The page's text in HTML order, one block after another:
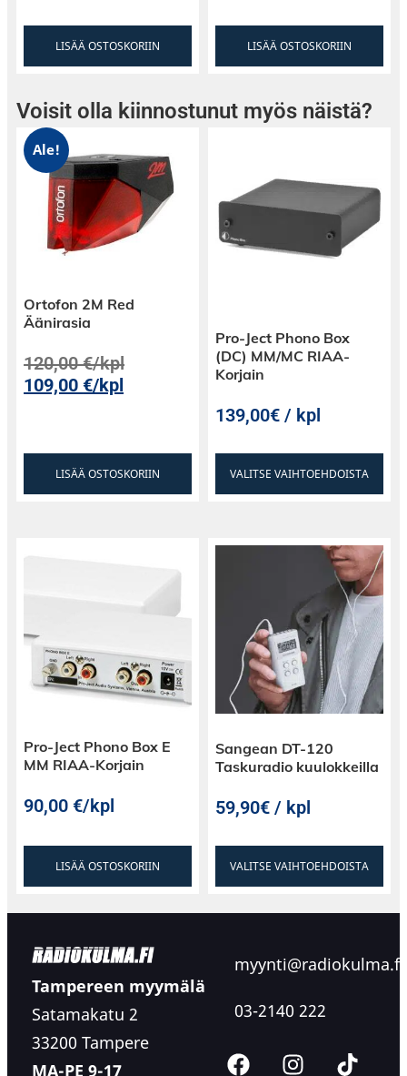
LISÄÄ OSTOSKORIIN LISÄÄ OSTOSKORIIN
Voisit olla kiinnostunut myös näistä?
Ale!
Ortofon 2M Red
Äänirasia
120,00€/kpl
109,00€/kpl
LISÄÄ OSTOSKORIIN
Pro-Ject Phono Box
(DC) MM/MC RIAA-
Korjain
139,00€ / kpl
VALITSE VAIHTOEHDOISTA
Pro-Ject Phono Box E
MM RIAA-Korjain
90,00€/kpl
LISÄÄ OSTOSKORIIN
Sangean DT-120
Taskuradio kuulokkeilla
59,90€ / kpl
VALITSE VAIHTOEHDOISTA
Tampereen myymälä
Satamakatu 2
33200 Tampere
MA-PE 9-17
myynti@radiokulma.fi
03-2140 222